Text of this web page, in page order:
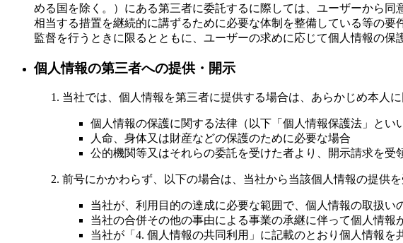
める国を除く。）にある第三者に委託するに際しては、ユーザーから
相当する措置を継続的に講ずるために必要な体制を整備している等の
監督を行うときに限るとともに、ユーザーの求めに応じて個人情報の
個人情報の第三者への提供・開示
当社では、個人情報を第三者に提供する場合は、あらかじめ本人
個人情報の保護に関する法律（以下「個人情報保護法」とい
人命、身体又は財産などの保護のために必要な場合
公的機関等又はそれらの委託を受けた者より、開示請求を受
前号にかかわらず、以下の場合は、当社から当該個人情報の提供
当社が、利用目的の達成に必要な範囲で、個人情報の取扱い
当社の合併その他の事由による事業の承継に伴って個人情報
当社が「4. 個人情報の共同利用」に記載のとおり個人情報